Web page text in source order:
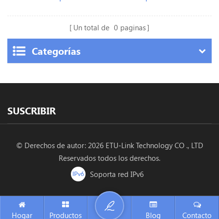
Un total de 0 paginas
Categorías
SUSCRIBIR
© Derechos de autor: 2026 ETU-Link Technology CO ., LTD
Reservados todos los derechos.
Soporta red IPv6
Hogar Productos Blog Contacto